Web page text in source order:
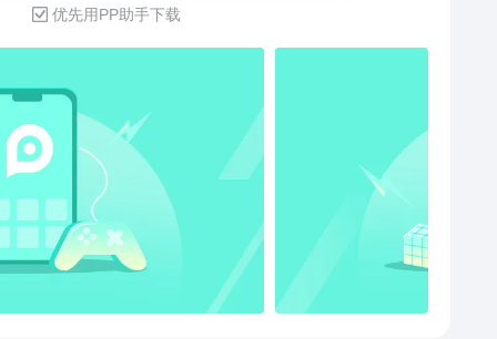
：买蔬菜，买水果，买肉禽蛋，买酒水乳饮，买休闲
一日三餐生活所需一站式购齐【特别靠谱 | 官方保障权
则赔付红包 破损：收到洗护产品破损漏液，签约商家
时处理，若承诺未履约则赔付红包 极速退款：付款后1
商家未发货申请退款极速到账，6小时后签约商家未发
退款极速到账 晚发赔付：超过48小时发货即得赔付红
优先用PP助手下载